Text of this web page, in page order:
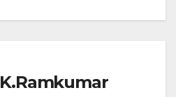
K.Ramkumar